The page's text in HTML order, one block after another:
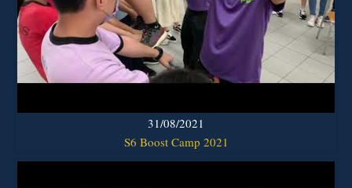
31/08/2021
S6 Boost Camp 2021